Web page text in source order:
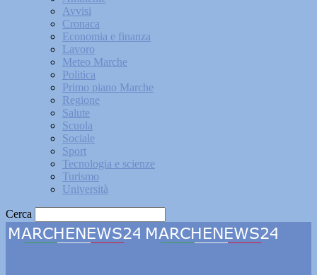
Avvisi
Cronaca
Economia e finanza
Lavoro
Meteo Marche
Politica
Primo piano Marche
Regione
Salute
Scuola
Sociale
Sport
Tecnologia e scienze
Turismo
Università
Cerca